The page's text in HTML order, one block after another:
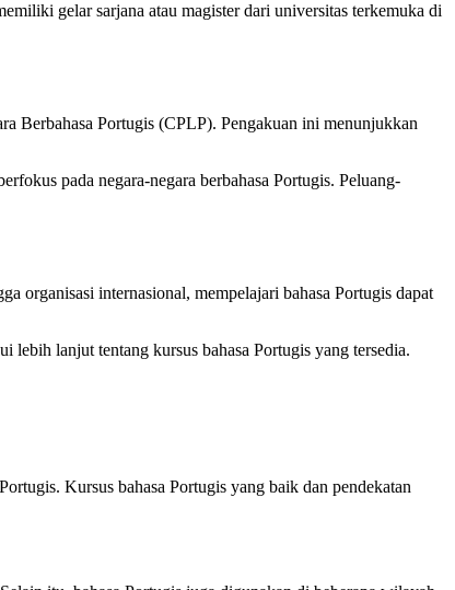
gelar sarjana atau magister dari universitas terkemuka di
Berbahasa Portugis (CPLP). Pengakuan ini menunjukkan
pada negara-negara berbahasa Portugis. Peluang-
organisasi internasional, mempelajari bahasa Portugis dapat
lebih lanjut tentang kursus bahasa Portugis yang tersedia.
Kursus bahasa Portugis yang baik dan pendekatan